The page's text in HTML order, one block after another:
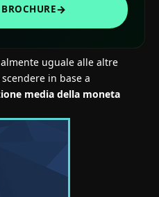
→
uguale alle altre
in base a
media della moneta